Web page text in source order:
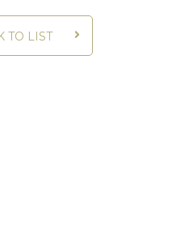
TO LIST